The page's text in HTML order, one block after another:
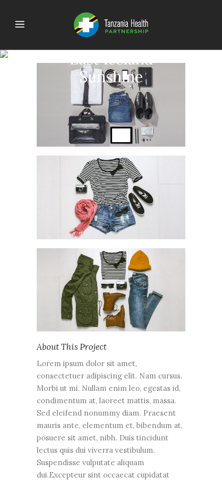
Last Iceland
Sunshine
About This Project
Lorem ipsum dolor sit amet,
consectetuer adipiscing elit. Nam cursus.
Morbi ut mi. Nullam enim leo, egestas id,
condimentum at, laoreet mattis, massa.
Sed eleifend nonummy diam. Praesent
mauris ante, elementum et, bibendum at,
posuere sit amet, nibh. Duis tincidunt
lectus quis dui viverra vestibulum.
Suspendisse vulputate aliquam
dui.Excepteur sint occaecat cupidatat